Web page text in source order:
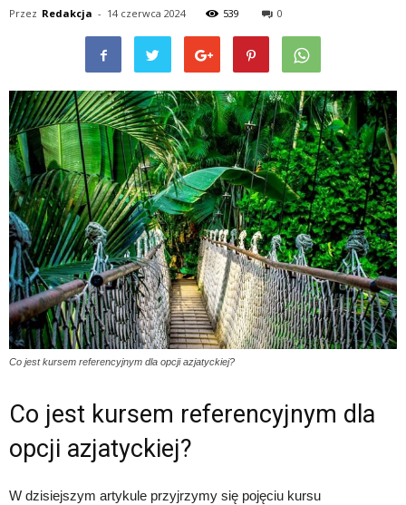
Przez Redakcja - 14 czerwca 2024 539 0
Co jest kursem referencyjnym dla opcji azjatyckiej?
Co jest kursem referencyjnym dla
opcji azjatyckiej?
W dzisiejszym artykule przyjrzymy się pojęciu kursu